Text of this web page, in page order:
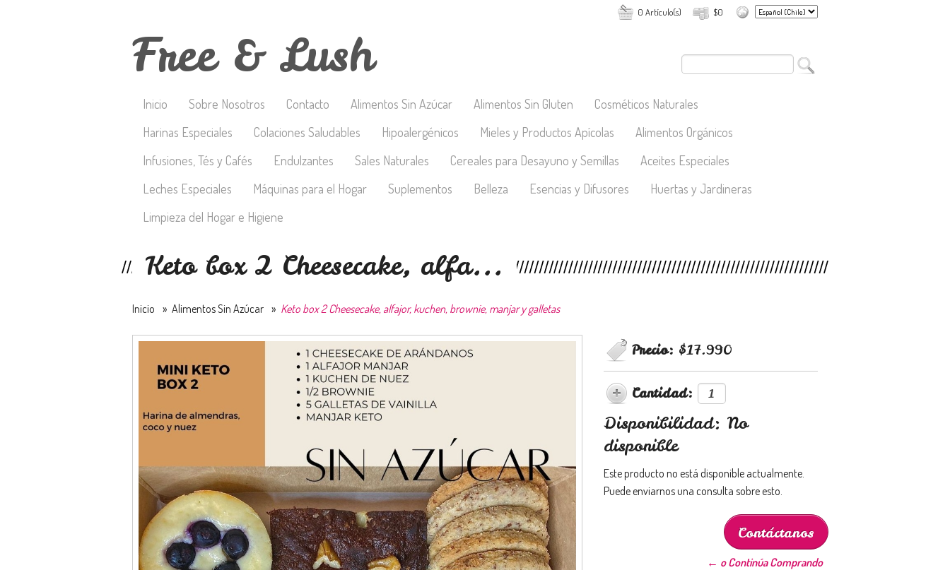
$0
0 Artículo(s)
Free & Lush
Inicio Sobre Nosotros Contacto Alimentos Sin Azúcar Alimentos Sin Gluten
Cosméticos Naturales
Harinas Especiales
Colaciones Saludables Hipoalergénicos Mieles y Productos Apícolas
Alimentos Orgánicos
Infusiones, Tés y Cafés
Endulzantes Sales Naturales Cereales para Desayuno y Semillas
Aceites Especiales
Leches Especiales
Máquinas para el Hogar Suplementos Belleza Esencias y Difusores
Huertas y Jardineras
Limpieza del Hogar e Higiene
Keto box 2 Cheesecake, alfa...
Inicio » Alimentos Sin Azúcar » Keto box 2 Cheesecake, alfajor, kuchen, brownie, manjar y galletas
Precio: $17.990
Cantidad:
Disponibilidad: No
disponible
Este producto no está disponible actualmente.
Puede enviarnos una consulta sobre esto.
Contáctanos
← o Continúa Comprando